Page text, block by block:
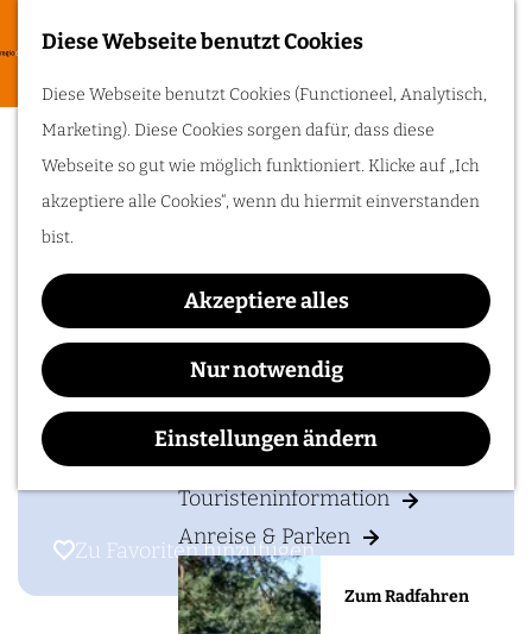
Diese Webseite benutzt Cookies
Diese Webseite benutzt Cookies (Functioneel, Analytisch,
Marketing). Diese Cookies sorgen dafür, dass diese
Webseite so gut wie möglich funktioniert. Klicke auf „Ich
akzeptiere alle Cookies“, wenn du hiermit einverstanden
bist.
Akzeptiere alles
Nur notwendig
Einstellungen ändern
e
M
e
n
ü
schönsten Radrouten
Schlössern,
und historischen
Route. Steig aufs Rad
Unterkünften
Zugänglichkeit
Touristeninformation
Anreise & Parken
Zum Radfahren
Hotel Modez
Kontakt
Elly Lamakerplantsoen 4
ARNHEM
Route planenb
i
s
H
o
t
e
Routeb
s
Zu Favoriten hinzufügen
Zu Favoriten hinzufügen